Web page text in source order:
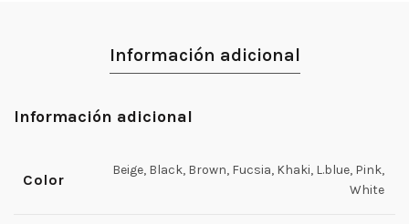
Información adicional
Información adicional
Color
Beige, Black, Brown, Fucsia, Khaki, L.blue, Pink,
White